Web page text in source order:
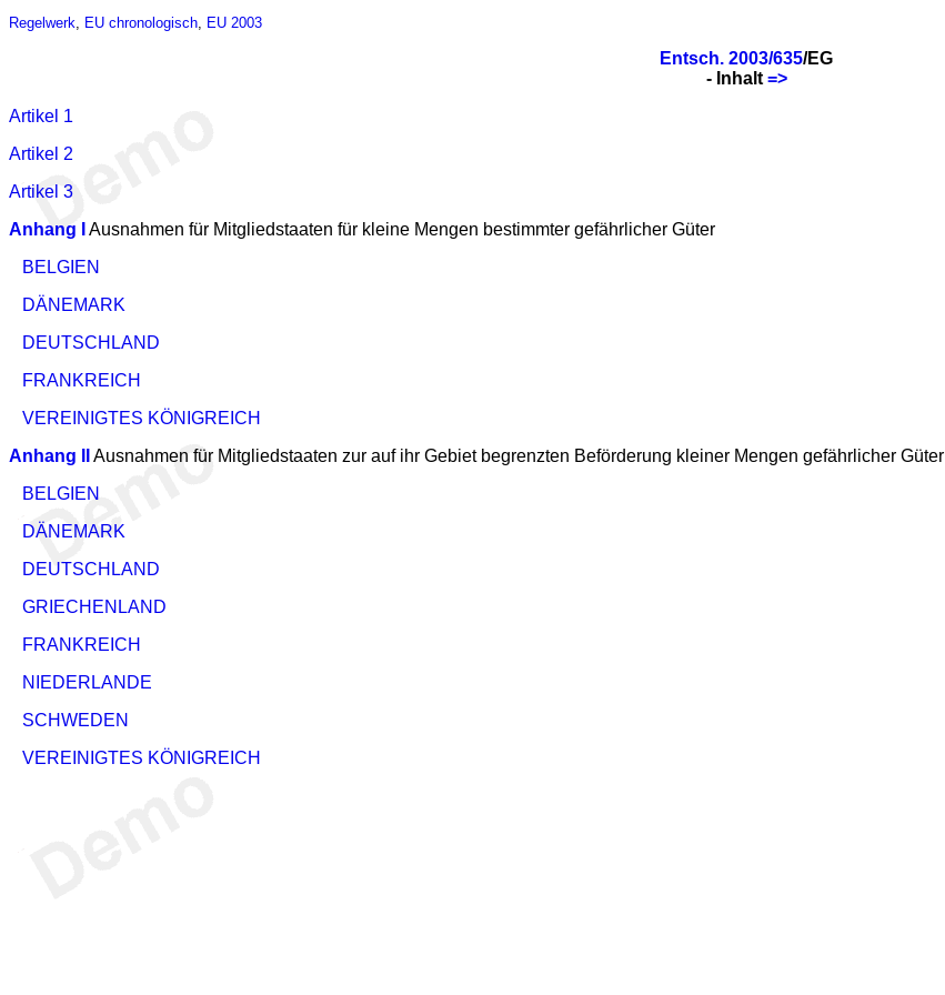
Regelwerk EU chronologisch EU 2003
Entsch. 2003/635/EG
- Inhalt =>
Artikel 1
Artikel 2
Artikel 3
Anhang I
Ausnahmen für Mitgliedstaaten für kleine Mengen bestimmter gefährlicher Güter
BELGIEN
DÄNEMARK
DEUTSCHLAND
FRANKREICH
VEREINIGTES KÖNIGREICH
Anhang II
Ausnahmen für Mitgliedstaaten zur auf ihr Gebiet begrenzten Beförderung kleiner Mengen gefährlicher Güter
BELGIEN
DÄNEMARK
DEUTSCHLAND
GRIECHENLAND
FRANKREICH
NIEDERLANDE
SCHWEDEN
VEREINIGTES KÖNIGREICH